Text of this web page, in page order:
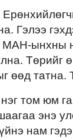
Гэлээ
ынхны
Төрийг
өөд татна.
том юм
энэ
нам